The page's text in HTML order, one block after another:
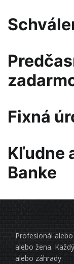
Fixná
Kľudne
Banke
Profesionál
alebo žena.
alebo záhrady.